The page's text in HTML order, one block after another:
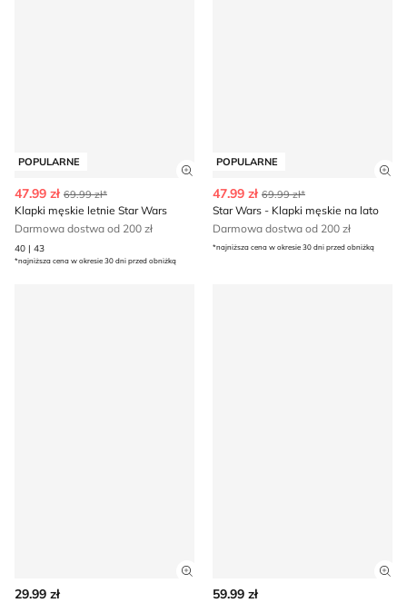
POPULARNE
Zobacz szczegóły produktu
47.99 zł 69.99 zł*
Klapki męskie letnie Star Wars
Darmowa dostwa od 200 zł
40 | 43
*najniższa cena w okresie 30 dni przed obniżką
POPULARNE
47.99 zł 69.99 zł*
Star Wars - Klapki męskie na lato
Darmowa dostwa od 200 zł
*najniższa cena w okresie 30 dni przed obniżką
Zobacz szczegóły produktu
29.99 zł 59.99 zł